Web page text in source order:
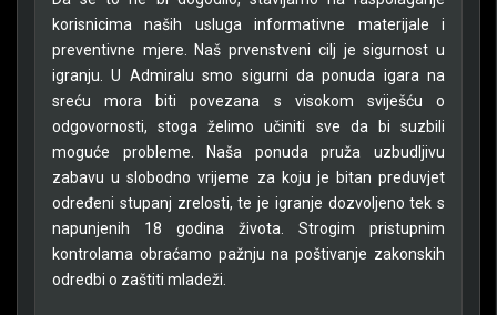
korisnicima naših usluga informativne materijale i
preventivne mjere. Naš prvenstveni cilj je sigurnost u
igranju. U Admiralu smo sigurni da ponuda igara na
sreću mora biti povezana s visokom sviješću o
odgovornosti, stoga želimo učiniti sve da bi suzbili
moguće probleme. Naša ponuda pruža uzbudljivu
zabavu u slobodno vrijeme za koju je bitan preduvjet
određeni stupanj zrelosti, te je igranje dozvoljeno tek s
napunjenih 18 godina života. Strogim pristupnim
kontrolama obraćamo pažnju na poštivanje zakonskih
odredbi o zaštiti mladeži.